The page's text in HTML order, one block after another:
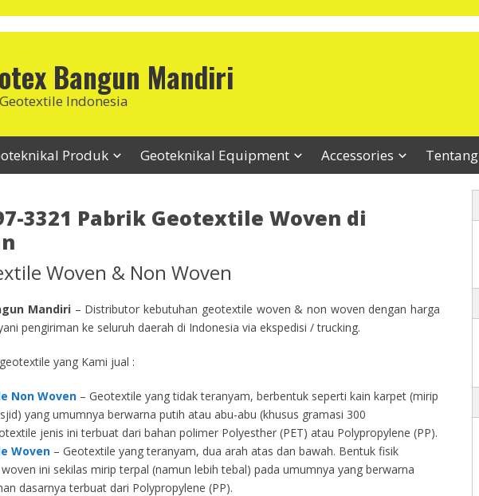
Bangun Mandiri
Indonesia
Produk Geoteknikal Equipment Accessories Tentang
3321 Pabrik Geotextile Woven di
Woven & Non Woven
Mandiri – Distributor kebutuhan geotextile woven & non woven dengan harga
pengiriman ke seluruh daerah di Indonesia via ekspedisi / trucking.
yang Kami jual :
Non Woven – Geotextile yang tidak teranyam, berbentuk seperti kain karpet (mirip
yang umumnya berwarna putih atau abu-abu (khusus gramasi 300
jenis ini terbuat dari bahan polimer Polyesther (PET) atau Polypropylene (PP).
Woven – Geotextile yang teranyam, dua arah atas dan bawah. Bentuk fisik
ini sekilas mirip terpal (namun lebih tebal) pada umumnya yang berwarna
dasarnya terbuat dari Polypropylene (PP).